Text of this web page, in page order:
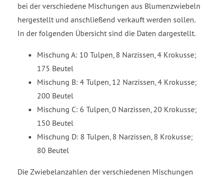
bei der verschiedene Mischungen aus Blumenzwiebeln
hergestellt und anschließend verkauft werden sollen.
In der folgenden Übersicht sind die Daten dargestellt.
Mischung A: 10 Tulpen, 8 Narzissen, 4 Krokusse;
175 Beutel
Mischung B: 4 Tulpen, 12 Narzissen, 4 Krokusse;
200 Beutel
Mischung C: 6 Tulpen, 0 Narzissen, 20 Krokusse;
150 Beutel
Mischung D: 8 Tulpen, 8 Narzissen, 8 Krokusse;
80 Beutel
Die Zwiebelanzahlen der verschiedenen Mischungen
Fehlerbeschreibung*